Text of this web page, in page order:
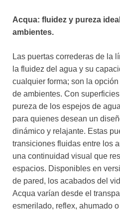
Acqua: fluidez y pureza
ambientes.
Las puertas correderas de la
la fluidez del agua y su
cualquier forma; son la
de ambientes. Con
pureza de los espejos de
para quienes desean un
dinámico y relajante. Estas
transiciones fluidas entre los
una continuidad visual que
espacios. Disponibles en
de pared, los acabados del
Acqua varían desde el
esmerilado, reflex, ahumado